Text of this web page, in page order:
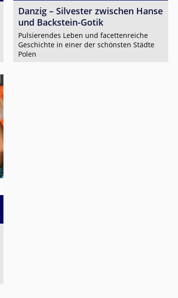
Danzig – Silvester zwischen Hanse
und Backstein-Gotik
Pulsierendes Leben und facettenreiche
Geschichte in einer der schönsten Städte
Polen